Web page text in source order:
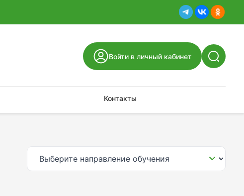
Войти в личный кабинет
Контакты